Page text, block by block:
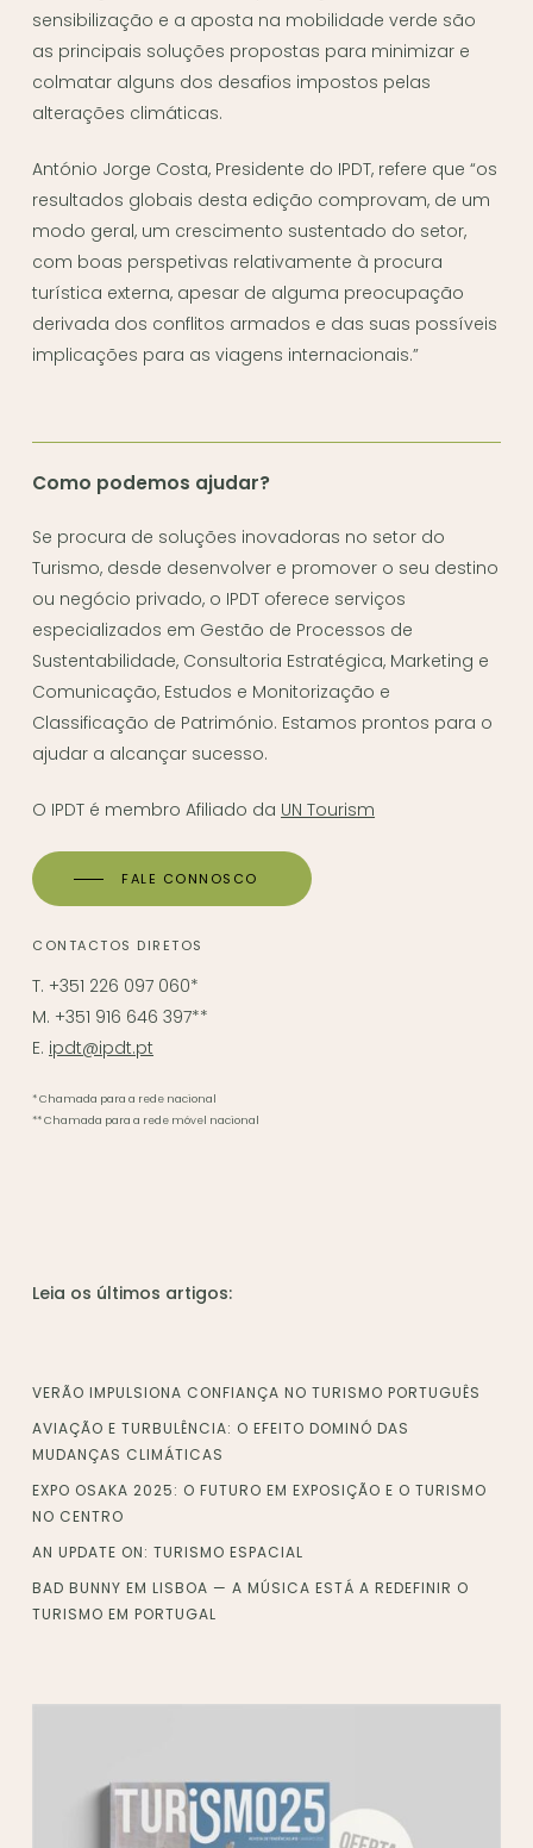
sensibilização e a aposta na mobilidade verde são
as principais soluções propostas para minimizar e
colmatar alguns dos desafios impostos pelas
alterações climáticas.
António Jorge Costa, Presidente do IPDT, refere que “os
resultados globais desta edição comprovam, de um
modo geral, um crescimento sustentado do setor,
com boas perspetivas relativamente à procura
turística externa, apesar de alguma preocupação
derivada dos conflitos armados e das suas possíveis
implicações para as viagens internacionais.”
Como podemos ajudar?
Se procura de soluções inovadoras no setor do
Turismo, desde desenvolver e promover o seu destino
ou negócio privado, o IPDT oferece serviços
especializados em Gestão de Processos de
Sustentabilidade, Consultoria Estratégica, Marketing e
Comunicação, Estudos e Monitorização e
Classificação de Património. Estamos prontos para o
ajudar a alcançar sucesso.
O IPDT é membro Afiliado da UN Tourism
FALE CONNOSCO
CONTACTOS DIRETOS
T. +351 226 097 060*
M. +351 916 646 397**
E. ipdt@ipdt.pt
* Chamada para a rede nacional
** Chamada para a rede móvel nacional
Leia os últimos artigos:
VERÃO IMPULSIONA CONFIANÇA NO TURISMO PORTUGUÊS
AVIAÇÃO E TURBULÊNCIA: O EFEITO DOMINÓ DAS
MUDANÇAS CLIMÁTICAS
EXPO OSAKA 2025: O FUTURO EM EXPOSIÇÃO E O TURISMO
NO CENTRO
AN UPDATE ON: TURISMO ESPACIAL
BAD BUNNY EM LISBOA — A MÚSICA ESTÁ A REDEFINIR O
TURISMO EM PORTUGAL